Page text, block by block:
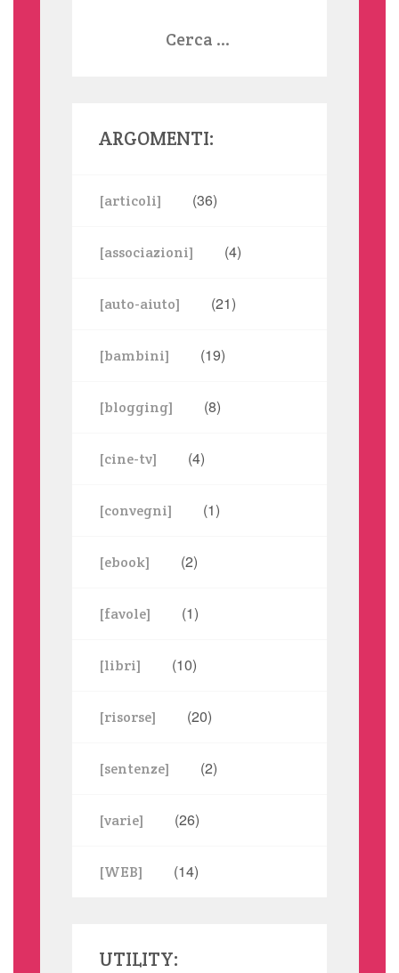
ARGOMENTI:
[articoli] (36)
[associazioni] (4)
[auto-aiuto] (21)
[bambini] (19)
[blogging] (8)
[cine-tv] (4)
[convegni] (1)
[ebook] (2)
[favole] (1)
[libri] (10)
[risorse] (20)
[sentenze] (2)
[varie] (26)
[WEB] (14)
UTILITY: